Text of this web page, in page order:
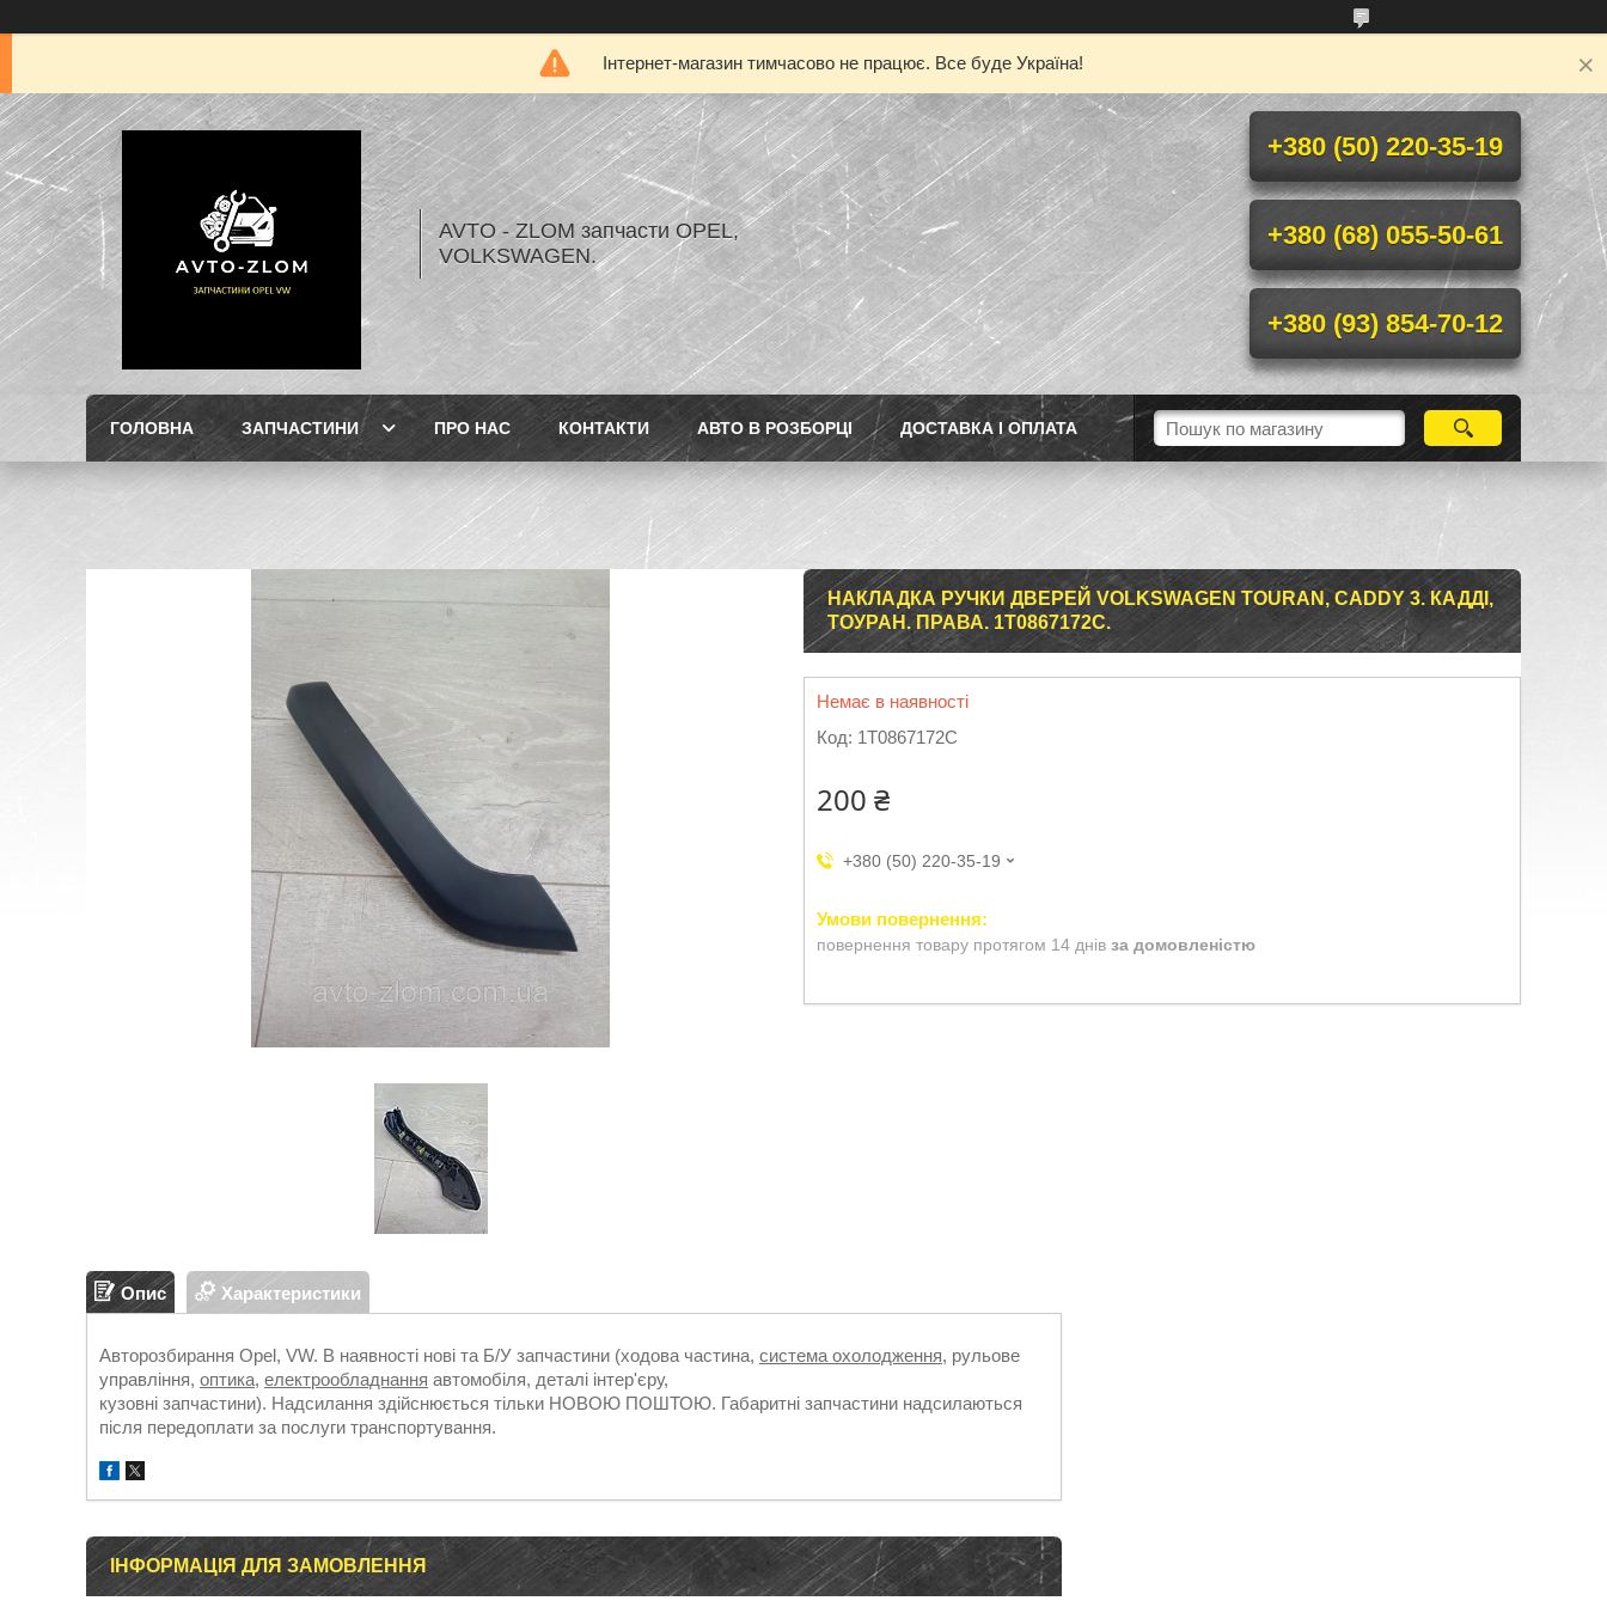
Інтернет-магазин тимчасово не працює. Все буде Україна!
AVTO - ZLOM запчасти OPEL,
VOLKSWAGEN.
+380 (50) 220-35-19
+380 (68) 055-50-61
+380 (93) 854-70-12
ГОЛОВНА ЗАПЧАСТИНИ ПРО НАС КОНТАКТИ АВТО В РОЗБОРЦІ ДОСТАВКА І ОПЛАТА
НАКЛАДКА РУЧКИ ДВЕРЕЙ VOLKSWAGEN TOURAN, CADDY 3. КАДДІ,
ТОУРАН. ПРАВА. 1T0867172C.
Немає в наявності
Код: 1T0867172C
200 ₴
+380 (50) 220-35-19
повернення товару протягом 14 днів за домовленістю
Опис Характеристики
Авторозбирання Opel, VW. В наявності нові та Б/У запчастини (ходова частина, система охолодження, рульове
управління, оптика, електрообладнання автомобіля, деталі інтер'єру,
кузовні запчастини). Надсилання здійснюється тільки НОВОЮ ПОШТОЮ. Габаритні запчастини надсилаються
після передоплати за послуги транспортування.
ІНФОРМАЦІЯ ДЛЯ ЗАМОВЛЕННЯ